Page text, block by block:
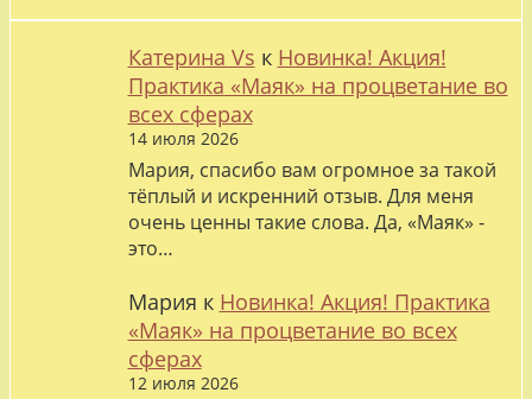
Катерина Vs к Новинка! Акция!
Практика «Маяк» на процветание во
всех сферах
14 июля 2026
Мария, спасибо вам огромное за такой
тёплый и искренний отзыв. Для меня
очень ценны такие слова. Да, «Маяк» -
это…
Мария к Новинка! Акция! Практика
«Маяк» на процветание во всех
сферах
12 июля 2026